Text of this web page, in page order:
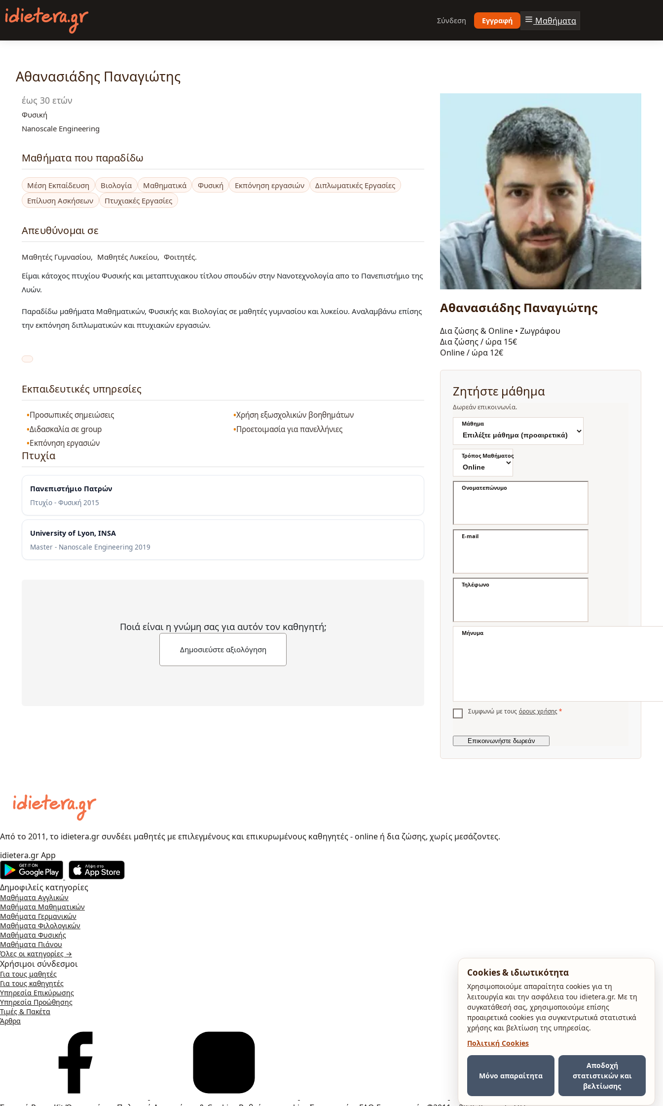
Παράκαμψη
προς
κυρίως
Σύνδεση Εγγραφή Μαθήματα
Αθανασιάδης Παναγιώτης
έως 30 ετών
Φυσική
Nanoscale Engineering
Μαθήματα που παραδίδω
Μέση Εκπαίδευση Βιολογία Μαθηματικά Φυσική Εκπόνηση εργασιών
Διπλωματικές Εργασίες
Επίλυση Ασκήσεων
Πτυχιακές Εργασίες
Απευθύνομαι σε
Μαθητές Γυμνασίου Μαθητές Λυκείου
Φοιτητές
Είμαι κάτοχος πτυχίου Φυσικής και μεταπτυχιακου τίτλου σπουδών στην Νανοτεχνολογία απο το Πανεπιστήμιο της
Λυών.
Παραδίδω μαθήματα Μαθηματικών, Φυσικής και Βιολογίας σε μαθητές γυμνασίου και λυκείου. Αναλαμβάνω επίσης
την εκπόνηση διπλωματικών και πτυχιακών εργασιών.
Εκπαιδευτικές υπηρεσίες
Προσωπικές σημειώσεις
Χρήση εξωσχολικών βοηθημάτων
Διδασκαλία σε group
Προετοιμασία για πανελλήνιες
Εκπόνηση εργασιών
Πτυχία
Πανεπιστήμιο Πατρών
Πτυχίο - Φυσική 2015
University of Lyon, INSA
Master - Nanoscale Engineering 2019
Ποιά είναι η γνώμη σας για αυτόν τον καθηγητή;
Δημοσιεύστε αξιολόγηση
Αθανασιάδης Παναγιώτης
Δια ζώσης & Online • Ζωγράφου
Δια ζώσης / ώρα 15€
Online / ώρα 12€
Ζητήστε μάθημα
Δωρεάν επικοινωνία.
Μάθημα
Τρόπος Μαθήματος
Ονοματεπώνυμο
E-mail
Τηλέφωνο
Μήνυμα
Συμφωνώ με τους όρους χρήσης *
Από το 2011, το idietera.gr συνδέει μαθητές με επιλεγμένους και επικυρωμένους καθηγητές - online ή δια ζώσης, χωρίς μεσάζοντες.
idietera.gr App
Δημοφιλείς κατηγορίες
Μαθήματα Αγγλικών
Μαθήματα Μαθηματικών
Μαθήματα Γερμανικών
Μαθήματα Φιλολογικών
Μαθήματα Φυσικής
Μαθήματα Πιάνου
Όλες οι κατηγορίες →
Χρήσιμοι σύνδεσμοι
Για τους μαθητές
Για τους καθηγητές
Υπηρεσία Επικύρωσης
Υπηρεσία Προώθησης
Τιμές & Πακέτα
Άρθρα
Cookies & ιδιωτικότητα
Χρησιμοποιούμε απαραίτητα cookies για τη
λειτουργία και την ασφάλεια του idietera.gr. Με τη
συγκατάθεσή σας, χρησιμοποιούμε επίσης
προαιρετικά cookies για συγκεντρωτικά στατιστικά
χρήσης και βελτίωση της υπηρεσίας.
Πολιτική Cookies
Μόνο απαραίτητα
Αποδοχή
στατιστικών και
βελτίωσης